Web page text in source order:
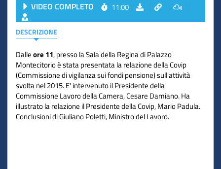
VIDEO COMPLETO 11:00
DESCRIZIONE
Dalleore 11, presso la Sala della Regina di Palazzo
Montecitorio è stata presentata la relazione della Covip
(Commissione di vigilanza sui fondi pensione) sull'attività
svolta nel 2015. E' intervenuto il Presidente della
Commissione Lavoro della Camera, Cesare Damiano. Ha
illustrato la relazione il Presidente della Covip, Mario Padula.
Conclusioni di Giuliano Poletti, Ministro del Lavoro.